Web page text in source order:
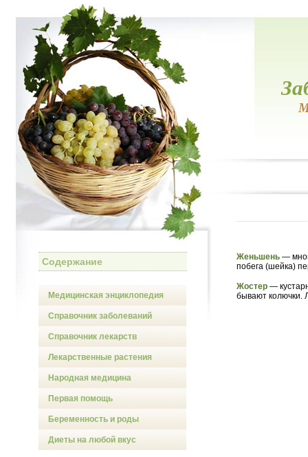
Содержание
Медицинская энциклопедия
Справочник заболеваний
Справочник лекарств
Лекарственные растения
Народная медицина
Первая помощь
Беременность и роды
Диеты на любой вкус
Женьшень —
побега (шейка)
Жостер —
бывают колючки.